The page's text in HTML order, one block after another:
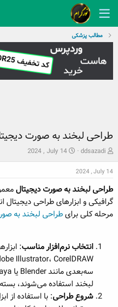
مطالب پزشکی
طراحی لبخند به صورت
ش
ر
و
ک
ن
د
ddsazadi
ت
ا
خ
ش
و
2024 , July 14
2024 , July 14
طراحی لبخند به صورت دیجیتال
گرافیکی و ابزارهای طراحی
مرحله کلی برایطراحی لبخند به
انتخاب نرم‌افزار مناسب
لبخند استفاده می‌شوند،
شروع طراحی: با استفاده از